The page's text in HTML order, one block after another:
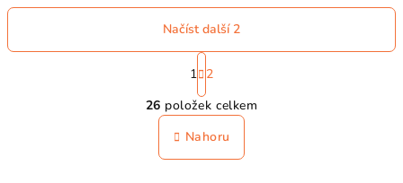
O
v
l
á
Načíst další 2
S
t
r
á
n
k
o
1 2
26 položek celkem
Nahoru